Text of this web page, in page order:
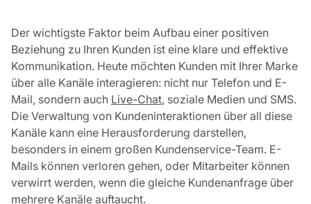
Der wichtigste Faktor beim Aufbau einer positiven
Beziehung zu Ihren Kunden ist eine klare und effektive
Kommunikation. Heute möchten Kunden mit Ihrer Marke
über alle Kanäle interagieren: nicht nur Telefon und E-
Mail, sondern auch Live-Chat, soziale Medien und SMS.
Die Verwaltung von Kundeninteraktionen über all diese
Kanäle kann eine Herausforderung darstellen,
besonders in einem großen Kundenservice-Team. E-
Mails können verloren gehen, oder Mitarbeiter können
verwirrt werden, wenn die gleiche Kundenanfrage über
mehrere Kanäle auftaucht.